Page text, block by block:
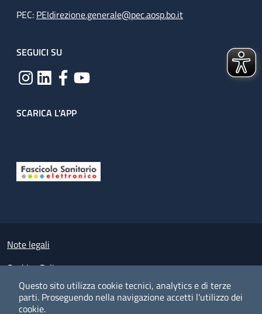
Questo sito utilizza cookie tecnici, analytics e di terze
parti. Proseguendo nella navigazione accetti l'utilizzo dei
cookie.
PEC: PEIdirezione.generale@pec.aosp.bo.it
SEGUICI SU
SCARICA L'APP
Small prints
Note legali
Cookies Policy
Policy privacy e protezione del dato personale